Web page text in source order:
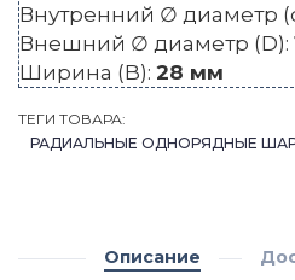
Внутренний ∅ диаметр
Внешний ∅ диаметр (D):
Ширина (B): 28 мм
ТЕГИ ТОВАРА:
РАДИАЛЬНЫЕ ОДНОРЯДНЫЕ
Описание